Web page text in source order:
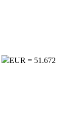
EUR = 51.672